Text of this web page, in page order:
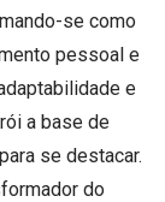
se como
pessoal e
e
a base de
se destacar.
do